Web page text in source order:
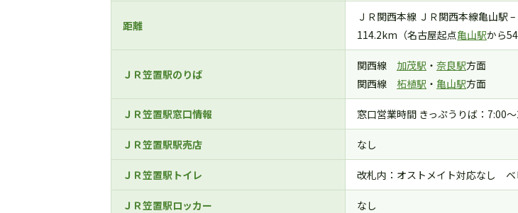
距離
ＪＲ関西本線 ＪＲ関西本線亀山
114.2km（名古屋起点亀山駅から
ＪＲ笠置駅のりば
関西線 加茂駅 ・ 奈良駅方面
関西線 柘植駅 ・ 亀山駅方面
ＪＲ笠置駅窓口情報 窓口営業時間 きっぷうりば：7:00
ＪＲ笠置駅駅売店 なし
ＪＲ笠置駅トイレ 改札内：オストメイト対応なし
ＪＲ笠置駅ロッカー なし